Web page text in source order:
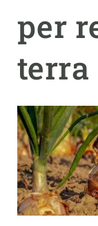
per
terra
menu
CIÈNCIA EN ACCIÓ
UNEIX-TE A
NOTÍCIES I